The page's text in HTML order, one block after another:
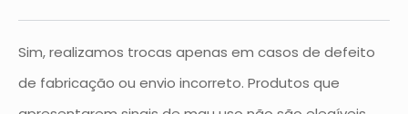
Sim, realizamos trocas apenas em casos de defeito
de fabricação ou envio incorreto. Produtos que